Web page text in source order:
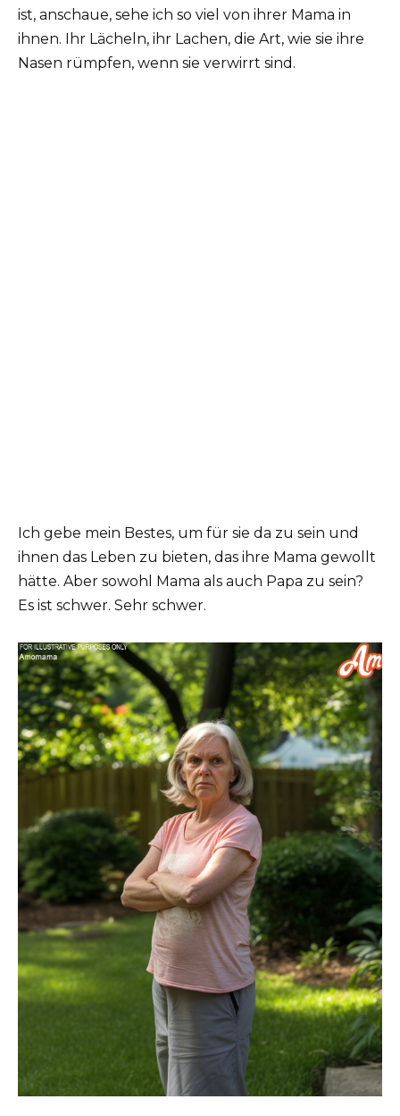
ist, anschaue, sehe ich so viel von ihrer Mama in
ihnen. Ihr Lächeln, ihr Lachen, die Art, wie sie ihre
Nasen rümpfen, wenn sie verwirrt sind.
Ich gebe mein Bestes, um für sie da zu sein und
ihnen das Leben zu bieten, das ihre Mama gewollt
hätte. Aber sowohl Mama als auch Papa zu sein?
Es ist schwer. Sehr schwer.